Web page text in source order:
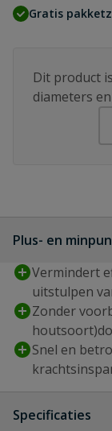
Gratis
Dit product
diameters
Plus- en
Vermindert
uitstulpen
Zonder
Snel en
Specificaties